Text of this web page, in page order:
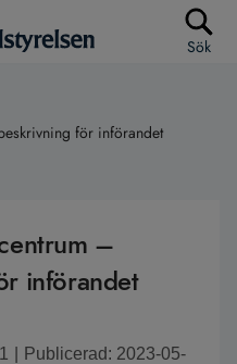
Sök
för införandet
–
införandet
Publicerad: 2023-05-